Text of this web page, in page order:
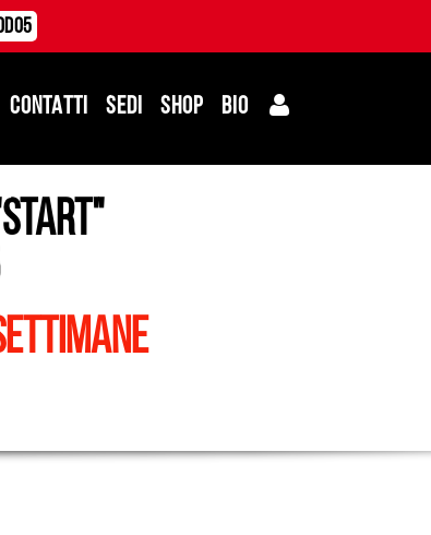
CONTATTI SEDI SHOP BIO